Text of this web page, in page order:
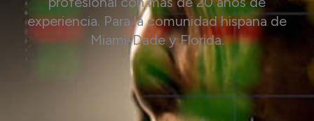
experiencia. Para la comunidad hispana de
Miami-Dade y Florida.